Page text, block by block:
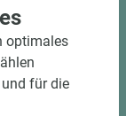
optimales
und für die